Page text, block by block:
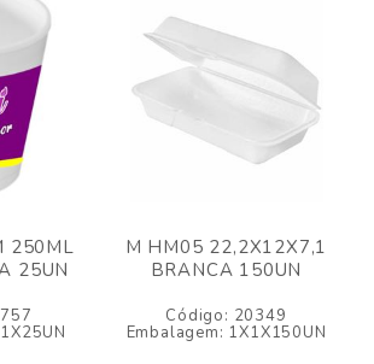
250ML
25UN
M HM05 22,2X12X7,1
BRANCA 150UN
Código: 20349
Embalagem: 1X1X150UN